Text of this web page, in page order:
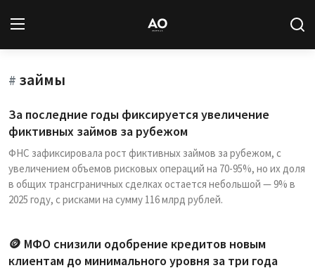
Вход
Новости
Статьи
Авторы
База знаний
# займы
За последние годы фиксируется увеличение
фиктивных займов за рубежом
ФНС зафиксировала рост фиктивных займов за рубежом, с
увеличением объемов рисковых операций на 70-95%, но их доля
в общих трансграничных сделках остается небольшой — 9% в
2025 году, с рисками на сумму 116 млрд рублей.
🪙 МФО снизили одобрение кредитов новым
клиентам до минимального уровня за три года